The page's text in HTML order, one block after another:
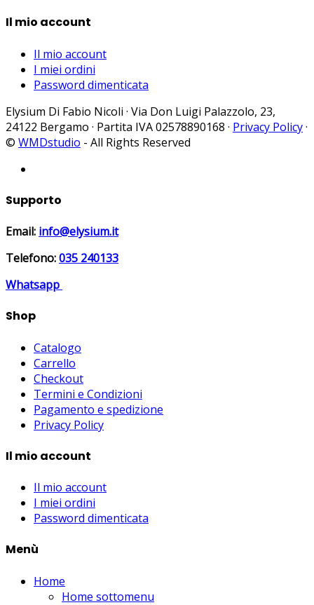
Il mio account
Il mio account
I miei ordini
Password dimenticata
Elysium Di Fabio Nicoli · Via Don Luigi Palazzolo, 23,
24122 Bergamo · Partita IVA 02578890168 · Privacy Policy·
© WMDstudio - All Rights Reserved
Supporto
Email: info@elysium.it
Telefono:035 240133
Whatsapp
Shop
Catalogo
Carrello
Checkout
Termini e Condizioni
Pagamento e spedizione
Privacy Policy
Il mio account
Il mio account
I miei ordini
Password dimenticata
Menù
Home
Home sottomenu